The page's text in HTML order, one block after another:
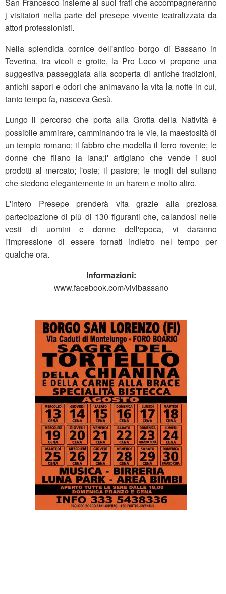
San Francesco insieme ai suoi frati che accompagneranno
j visitatori nella parte del presepe vivente teatralizzata da
attori professionisti.
Nella splendida cornice dell'antico borgo di Bassano in
Teverina, tra vicoli e grotte, la Pro Loco vi propone una
suggestiva passeggiata alla scoperta di antiche tradizioni,
antichi sapori e odori che animavano la vita la notte in cui,
tanto tempo fa, nasceva Gesù.
Lungo il percorso che porta alla Grotta della Natività è
possibile ammirare, camminando tra le vie, la maestosità di
un tempio romano; il fabbro che modella il ferro rovente; le
donne che filano la lana;l' artigiano che vende i suoi
prodotti al mercato; l'oste; il pastore; le mogli del sultano
che siedono elegantemente in un harem e molto altro.
L'intero Presepe prenderà vita grazie alla preziosa
partecipazione di più di 130 figuranti che, calandosi nelle
vesti di uomini e donne dell'epoca, vi daranno
l'impressione di essere tornati indietro nel tempo per
qualche ora.
Informazioni:
www.facebook.com/vivibassano